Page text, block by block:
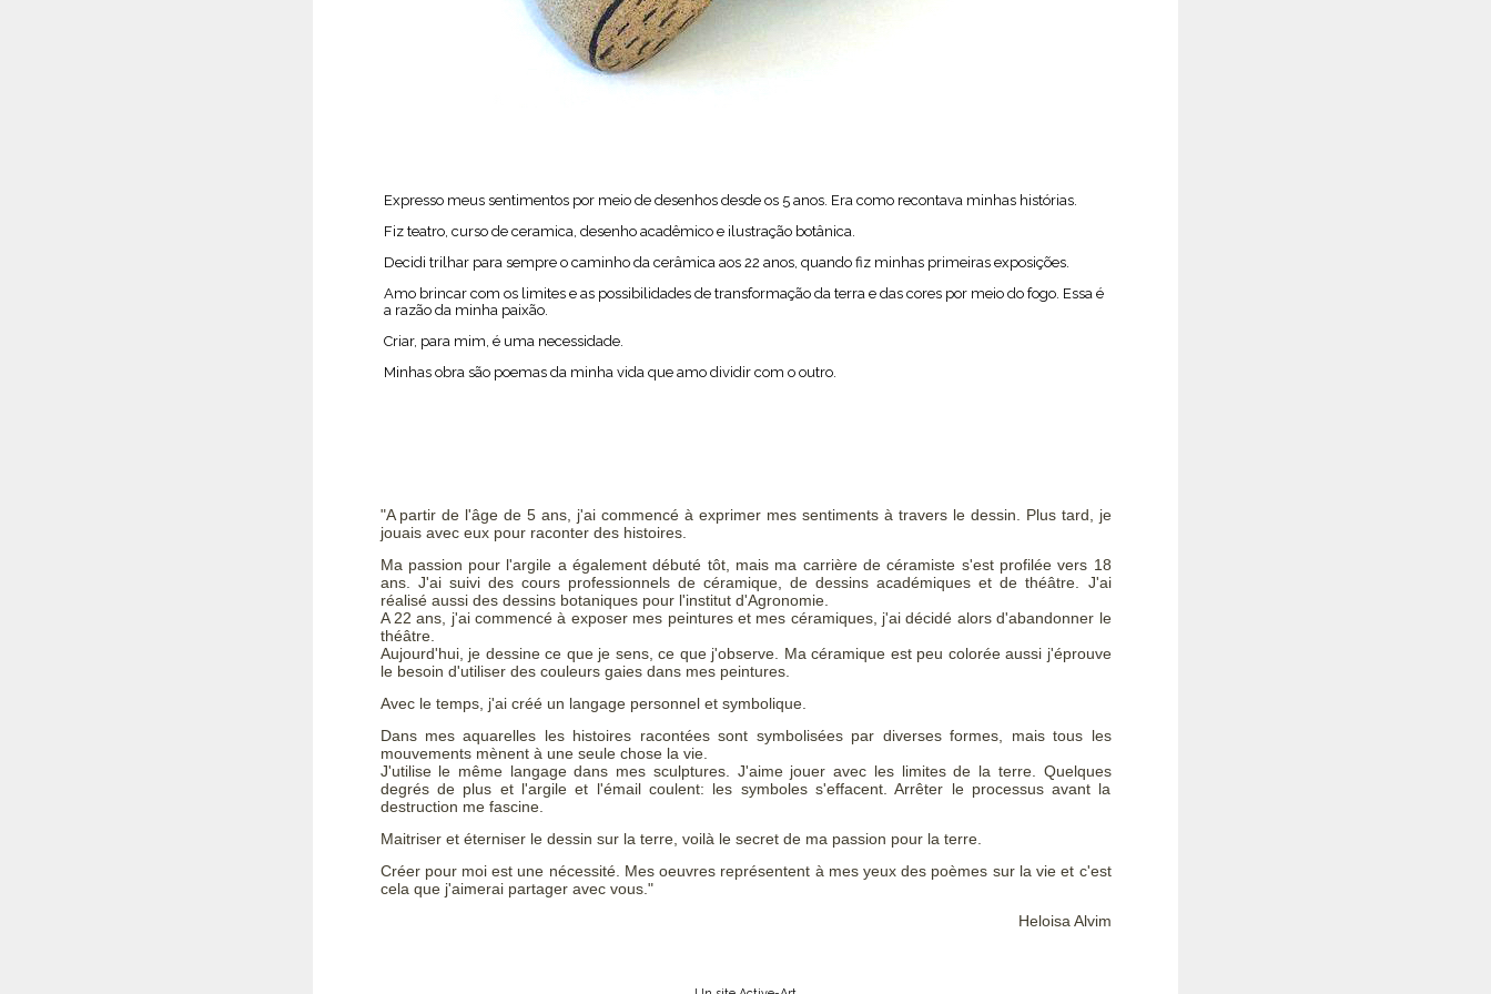
Expresso meus sentimentos por meio de desenhos desde os 5 anos. Era como recontava minhas histórias.
Fiz teatro, curso de ceramica, desenho acadêmico e ilustração botânica.
Decidi trilhar para sempre o caminho da cerâmica aos 22 anos, quando fiz minhas primeiras exposições.
Amo brincar com os limites e as possibilidades de transformação da terra e das cores por meio do fogo. Essa é
a razão da minha paixão.
Criar, para mim, é uma necessidade.
Minhas obra são poemas da minha vida que amo dividir com o outro.
"A partir de l'âge de 5 ans, j'ai commencé à exprimer mes sentiments à travers le dessin. Plus tard, je
jouais avec eux pour raconter des histoires.
Ma passion pour l'argile a également débuté tôt, mais ma carrière de céramiste s'est profilée vers 18
ans. J'ai suivi des cours professionnels de céramique, de dessins académiques et de théâtre. J'ai
réalisé aussi des dessins botaniques pour l'institut d'Agronomie.
A 22 ans, j'ai commencé à exposer mes peintures et mes céramiques, j'ai décidé alors d'abandonner le
théâtre.
Aujourd'hui, je dessine ce que je sens, ce que j'observe. Ma céramique est peu colorée aussi j'éprouve
le besoin d'utiliser des couleurs gaies dans mes peintures.
Avec le temps, j'ai créé un langage personnel et symbolique.
Dans mes aquarelles les histoires racontées sont symbolisées par diverses formes, mais tous les
mouvements mènent à une seule chose la vie.
J'utilise le même langage dans mes sculptures. J'aime jouer avec les limites de la terre. Quelques
degrés de plus et l'argile et l'émail coulent: les symboles s'effacent. Arrêter le processus avant la
destruction me fascine.
Maitriser et éterniser le dessin sur la terre, voilà le secret de ma passion pour la terre.
Créer pour moi est une nécessité. Mes oeuvres représentent à mes yeux des poèmes sur la vie et c'est
cela que j'aimerai partager avec vous."
Heloisa Alvim